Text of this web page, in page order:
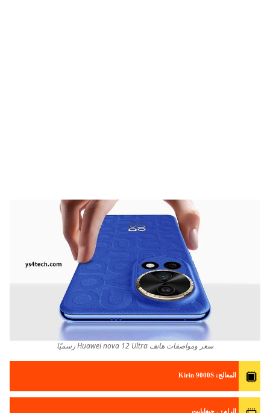
سعر ومواصفات هاتف Huawei nova 12 Ultra رسميًا
المعالج: Kirin 9000S
الرام: - جيغابايت